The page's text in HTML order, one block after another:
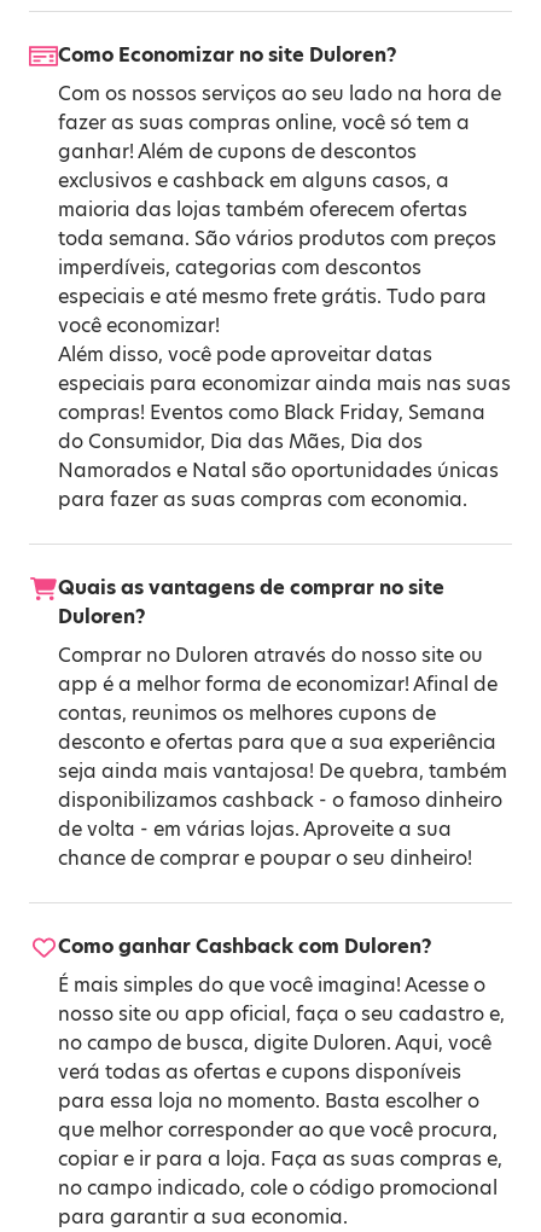
Como Economizar no site Duloren?
Com os nossos serviços ao seu lado na hora de
fazer as suas compras online, você só tem a
ganhar! Além de cupons de descontos
exclusivos e cashback em alguns casos, a
maioria das lojas também oferecem ofertas
toda semana. São vários produtos com preços
imperdíveis, categorias com descontos
especiais e até mesmo frete grátis. Tudo para
você economizar!
Além disso, você pode aproveitar datas
especiais para economizar ainda mais nas suas
compras! Eventos como Black Friday, Semana
do Consumidor, Dia das Mães, Dia dos
Namorados e Natal são oportunidades únicas
para fazer as suas compras com economia.
Quais as vantagens de comprar no site
Duloren?
Comprar no Duloren através do nosso site ou
app é a melhor forma de economizar! Afinal de
contas, reunimos os melhores cupons de
desconto e ofertas para que a sua experiência
seja ainda mais vantajosa! De quebra, também
disponibilizamos cashback - o famoso dinheiro
de volta - em várias lojas. Aproveite a sua
chance de comprar e poupar o seu dinheiro!
Como ganhar Cashback com Duloren?
É mais simples do que você imagina! Acesse o
nosso site ou app oficial, faça o seu cadastro e,
no campo de busca, digite Duloren. Aqui, você
verá todas as ofertas e cupons disponíveis
para essa loja no momento. Basta escolher o
que melhor corresponder ao que você procura,
copiar e ir para a loja. Faça as suas compras e,
no campo indicado, cole o código promocional
para garantir a sua economia.